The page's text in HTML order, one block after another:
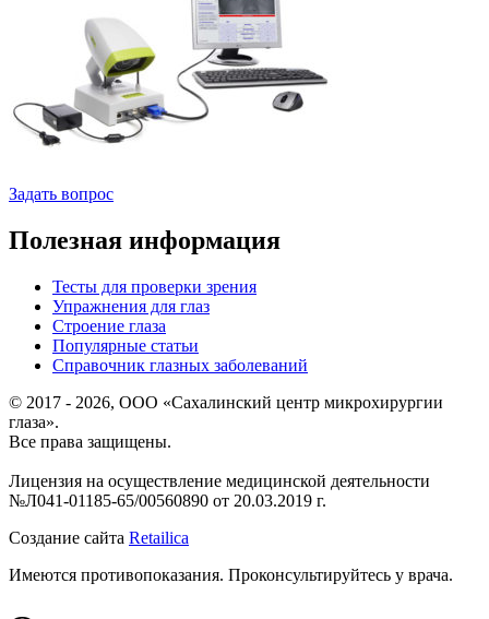
Задать вопрос
Полезная информация
Тесты для проверки зрения
Упражнения для глаз
Строение глаза
Популярные статьи
Справочник глазных заболеваний
© 2017 - 2026, ООО «Сахалинский центр микрохирургии
глаза».
Все права защищены.
Лицензия на осуществление медицинской деятельности
№Л041-01185-65/00560890 от 20.03.2019 г.
Создание сайта Retailica
Имеются противопоказания. Проконсультируйтесь у врача.